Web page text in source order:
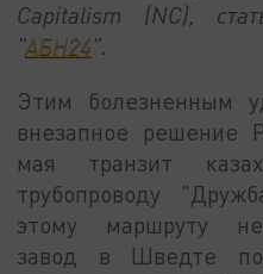
Capitalism (NC),
"АБН24".
Этим болезненным
внезапное решение
мая транзит
трубопроводу
этому маршруту
завод в Шведте